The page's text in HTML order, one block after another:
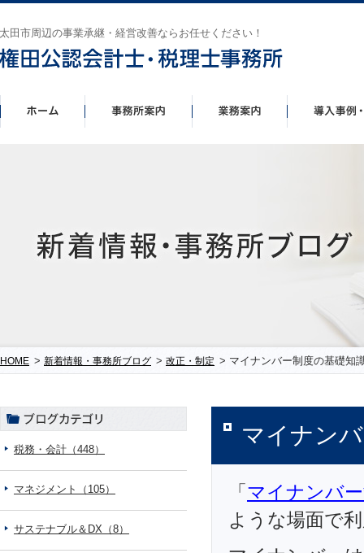
太田市周辺の事業承継・経営改善ならお任せください！
HOME > 新着情報・事務所ブログ > 改正・制定 > マイナンバー制度の基礎知
マイナン
「マイナンバ
ような場面で
税務・会計（448）
マネジメント（105）
サステナブル＆DX（8）